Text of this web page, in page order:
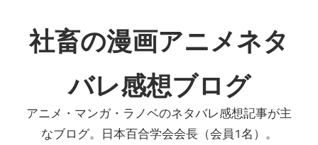
ン
テ
へ
社畜の漫画アニメネタ
バレ感想ブログ
アニメ・マンガ・ラノベのネタバレ感想記事が主
なブログ。日本百合学会会長（会員1名）。